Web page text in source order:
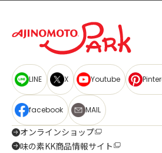
LINE X Youtube
facebook MAIL
オンラインショップ
味の素KK商品情報サイト